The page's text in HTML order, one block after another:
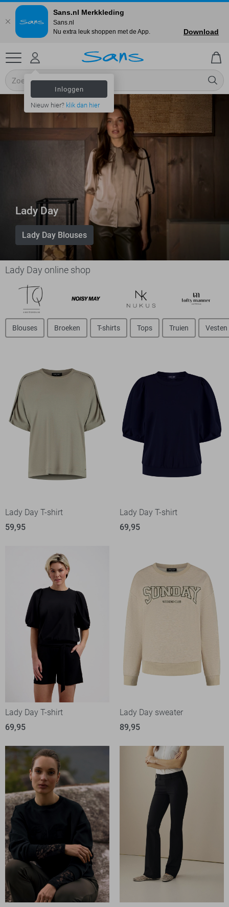
Inloggen
Nieuw hier? klik dan hier
Lady Day
Lady Day Blouses
Lady Day online shop
Blouses Broeken T-shirts Tops Truien Vesten
Lady Day T-shirt
59,95
Lady Day T-shirt
69,95
Lady Day T-shirt
69,95
Lady Day sweater
89,95
Sans.nl Merkkleding
Sans.nl
Nu extra leuk shoppen met de App.
Download